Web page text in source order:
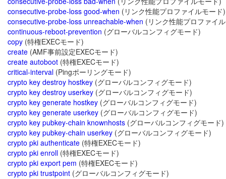
consecutive-probe-loss good-when (リンク性能プロファイルモード)
consecutive-probe-loss unreachable-when (リンク性能プロファイ
continuous-reboot-prevention (グローバルコンフィグモード)
copy (特権EXECモード)
create (AMF事前設定EXECモード)
create autoboot (特権EXECモード)
critical-interval (Pingポーリングモード)
crypto key destroy hostkey (グローバルコンフィグモード)
crypto key destroy userkey (グローバルコンフィグモード)
crypto key generate hostkey (グローバルコンフィグモード)
crypto key generate userkey (グローバルコンフィグモード)
crypto key pubkey-chain knownhosts (グローバルコンフィグモード)
crypto key pubkey-chain userkey (グローバルコンフィグモード)
crypto pki authenticate (特権EXECモード)
crypto pki enroll (特権EXECモード)
crypto pki export pem (特権EXECモード)
crypto pki trustpoint (グローバルコンフィグモード)